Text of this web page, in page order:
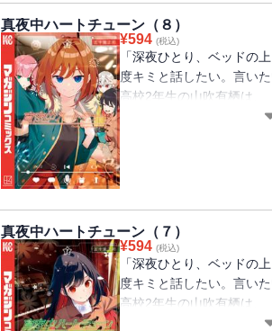
るキスシーンへ向けて、
仲間への想いと山吹への
とは!? さらにイコが
六花と一緒に楽曲制作を
もどうやら異変が。見か
真夜中ハートチューン（８）
¥594 (税込)
「深夜ひとり、ベッドの
度キミと話したい。言い
高校2年生の山吹有栖は、
らないラジオ配信者の少
するイコのために六花は
り上がる頃、クラスの出
せる女子が出現!? 一方、
イン役には山吹とのキス
山吹の女子人気を知り、
真夜中ハートチューン（７）
¥594 (税込)
「深夜ひとり、ベッドの
度キミと話したい。言い
高校2年生の山吹有栖は、
らないラジオ配信者の少